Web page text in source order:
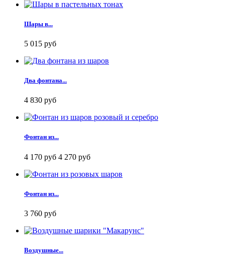
Шары в...
5 015 руб
Два фонтана...
4 830 руб
Фонтан из...
4 170 руб 4 270 руб
Фонтан из...
3 760 руб
Воздушные...